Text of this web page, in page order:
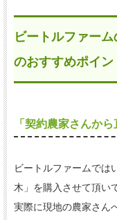
ビートルファーム
のおすすめポイン
「契約農家さんか
ビートルファームでは
木」を購入させて頂い
実際に現地の農家さん